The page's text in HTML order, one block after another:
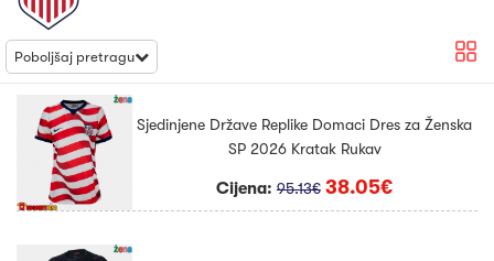
Poboljšaj pretragu
Sjedinjene Države Replike Domaci Dres za Ženska
SP 2026 Kratak Rukav
Cijena:95.13€ 38.05€